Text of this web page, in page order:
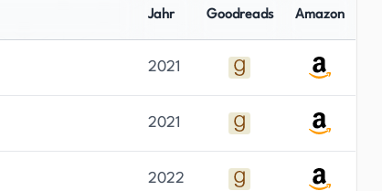
Jahr Goodreads Amazon
2021
2021
2022